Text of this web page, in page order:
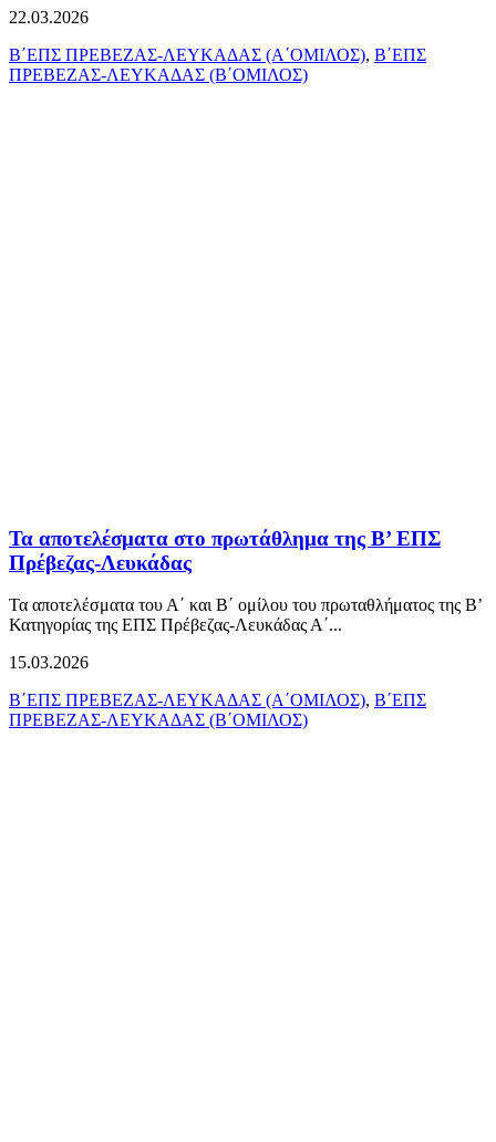
22.03.2026
Β΄ΕΠΣ ΠΡΕΒΕΖΑΣ-ΛΕΥΚΑΔΑΣ (Α΄ΟΜΙΛΟΣ), Β΄ΕΠΣ
ΠΡΕΒΕΖΑΣ-ΛΕΥΚΑΔΑΣ (Β΄ΟΜΙΛΟΣ)
Τα αποτελέσματα στο πρωτάθλημα της Β’ ΕΠΣ
Πρέβεζας-Λευκάδας
Τα αποτελέσματα του Α΄ και Β΄ ομίλου του πρωταθλήματος της Β’
Κατηγορίας της ΕΠΣ Πρέβεζας-Λευκάδας Α΄...
15.03.2026
Β΄ΕΠΣ ΠΡΕΒΕΖΑΣ-ΛΕΥΚΑΔΑΣ (Α΄ΟΜΙΛΟΣ), Β΄ΕΠΣ
ΠΡΕΒΕΖΑΣ-ΛΕΥΚΑΔΑΣ (Β΄ΟΜΙΛΟΣ)